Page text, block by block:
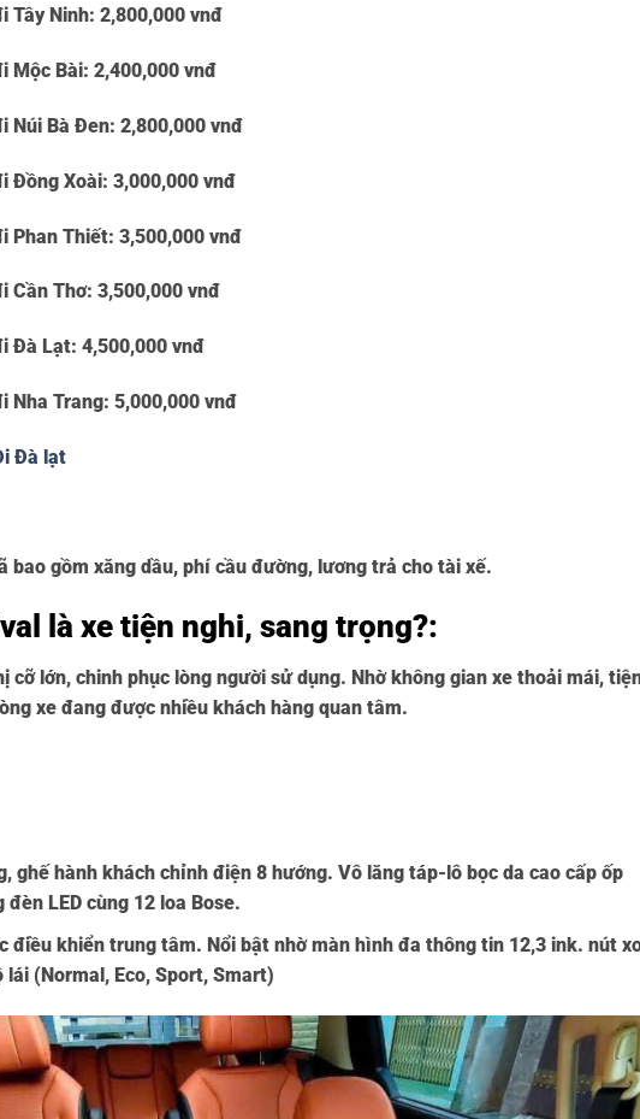
Tây Ninh: 2,800,000 vnđ
Mộc Bài: 2,400,000 vnđ
Núi Bà Đen: 2,800,000 vnđ
Đồng Xoài: 3,000,000 vnđ
Phan Thiết: 3,500,000 vnđ
Cần Thơ: 3,500,000 vnđ
Đà Lạt: 4,500,000 vnđ
Nha Trang: 5,000,000 vnđ
Đà lạt
bao gồm xăng dầu, phí cầu đường, lương trả cho tài xế.
là xe tiện nghi, sang trọng?:
cỡ lớn, chinh phục lòng người sử dụng. Nhờ không gian xe thoải mái,
xe đang được nhiều khách hàng quan tâm.
ghế hành khách chỉnh điện 8 hướng. Vô lăng táp-lô bọc da cao cấp ốp
LED cùng 12 loa Bose.
điều khiển trung tâm. Nổi bật nhờ màn hình đa thông tin 12,3 ink. nút
(Normal, Eco, Sport, Smart)